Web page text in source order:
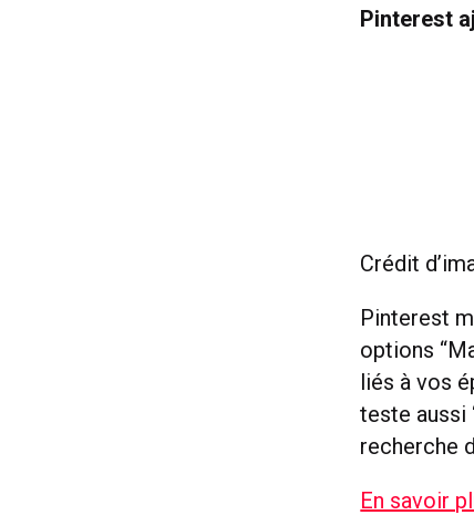
Pinterest
Crédit
Pinterest
options
liés à vos
teste aussi
recherche
En savoir